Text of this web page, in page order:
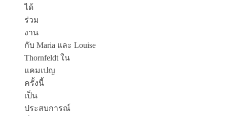
ได้
ร่วม
งาน
กับ Maria และ Louise
Thornfeldt ใน
แคมเปญ
ครั้งนี้
เป็น
ประสบการณ์